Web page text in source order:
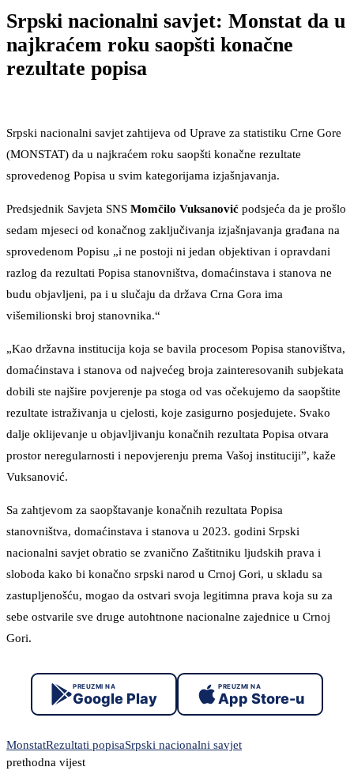
Srpski nacionalni savjet: Monstat da u
najkraćem roku saopšti konačne
rezultate popisa
Srpski nacionalni savjet zahtijeva od Uprave za statistiku Crne Gore
(MONSTAT) da u najkraćem roku saopšti konačne rezultate
sprovedenog Popisa u svim kategorijama izjašnjavanja.
Predsjednik Savjeta SNS Momčilo Vuksanović podsjeća da je prošlo
sedam mjeseci od konačnog zaključivanja izjašnjavanja građana na
sprovedenom Popisu „i ne postoji ni jedan objektivan i opravdani
razlog da rezultati Popisa stanovništva, domaćinstava i stanova ne
budu objavljeni, pa i u slučaju da država Crna Gora ima
višemilionski broj stanovnika.“
„Kao državna institucija koja se bavila procesom Popisa stanovištva,
domaćinstava i stanova od najvećeg broja zainteresovanih subjekata
dobili ste najšire povjerenje pa stoga od vas očekujemo da saopštite
rezultate istraživanja u cjelosti, koje zasigurno posjedujete. Svako
dalje oklijevanje u objavljivanju konačnih rezultata Popisa otvara
prostor neregularnosti i nepovjerenju prema Vašoj instituciji”, kaže
Vuksanović.
Sa zahtjevom za saopštavanje konačnih rezultata Popisa
stanovništva, domaćinstava i stanova u 2023. godini Srpski
nacionalni savjet obratio se zvanično Zaštitniku ljudskih prava i
sloboda kako bi konačno srpski narod u Crnoj Gori, u skladu sa
zastupljenošću, mogao da ostvari svoja legitimna prava koja su za
sebe ostvarile sve druge autohtnone nacionalne zajednice u Crnoj
Gori.
PREUZMI NA
Google Play
PREUZMI NA
App Store-u
MonstatRezultati popisaSrpski nacionalni savjet
prethodna vijest